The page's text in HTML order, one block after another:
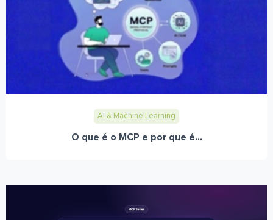
AI & Machine Learning
O que é o MCP e por que é...